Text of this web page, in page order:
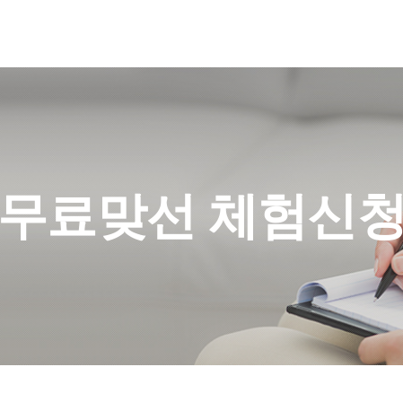
무료맞선 체험신